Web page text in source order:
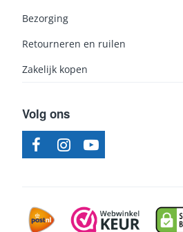
Bezorging
Retourneren en ruilen
Zakelijk kopen
Volg ons